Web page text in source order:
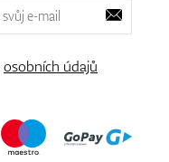
osobních údajů